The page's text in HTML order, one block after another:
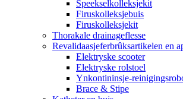
Speekselkolleksjekit
Firuskolleksjebuis
Firuskolleksjekit
Thorakale drainageflesse
Revalidaasjeferbrûksartikelen en
Elektryske scooter
Elektryske rolstoel
Ynkontininsje-
Brace & Stipe